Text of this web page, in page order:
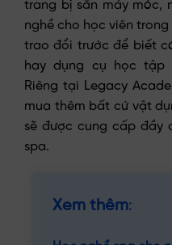
trang bị sẵn máy móc,
nghề cho học viên
trao đổi trước để biết
hay dụng cụ học tập
Riêng tại Legacy
mua thêm bất cứ vật
sẽ được cung cấp đầy
spa.
Xem thêm: